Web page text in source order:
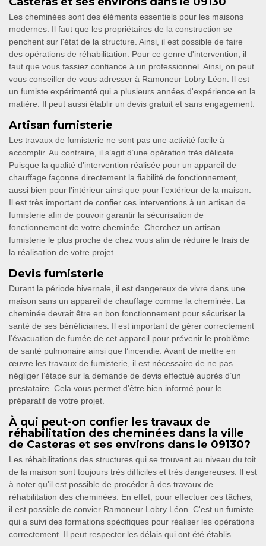
Les cheminées sont des éléments essentiels pour les maisons
modernes. Il faut que les propriétaires de la construction se
penchent sur l'état de la structure. Ainsi, il est possible de faire
des opérations de réhabilitation. Pour ce genre d'intervention, il
faut que vous fassiez confiance à un professionnel. Ainsi, on peut
vous conseiller de vous adresser à Ramoneur Lobry Léon. Il est
un fumiste expérimenté qui a plusieurs années d'expérience en la
matière. Il peut aussi établir un devis gratuit et sans engagement.
Artisan fumisterie
Les travaux de fumisterie ne sont pas une activité facile à
accomplir. Au contraire, il s’agit d’une opération très délicate.
Puisque la qualité d’intervention réalisée pour un appareil de
chauffage façonne directement la fiabilité de fonctionnement,
aussi bien pour l’intérieur ainsi que pour l’extérieur de la maison.
Il est très important de confier ces interventions à un artisan de
fumisterie afin de pouvoir garantir la sécurisation de
fonctionnement de votre cheminée. Cherchez un artisan
fumisterie le plus proche de chez vous afin de réduire le frais de
la réalisation de votre projet.
Devis fumisterie
Durant la période hivernale, il est dangereux de vivre dans une
maison sans un appareil de chauffage comme la cheminée. La
cheminée devrait être en bon fonctionnement pour sécuriser la
santé de ses bénéficiaires. Il est important de gérer correctement
l’évacuation de fumée de cet appareil pour prévenir le problème
de santé pulmonaire ainsi que l’incendie. Avant de mettre en
œuvre les travaux de fumisterie, il est nécessaire de ne pas
négliger l’étape sur la demande de devis effectué auprès d’un
prestataire. Cela vous permet d’être bien informé pour le
préparatif de votre projet.
À qui peut-on confier les travaux de
réhabilitation des cheminées dans la ville
de Casteras et ses environs dans le 09130?
Les réhabilitations des structures qui se trouvent au niveau du toit
de la maison sont toujours très difficiles et très dangereuses. Il est
à noter qu'il est possible de procéder à des travaux de
réhabilitation des cheminées. En effet, pour effectuer ces tâches,
il est possible de convier Ramoneur Lobry Léon. C'est un fumiste
qui a suivi des formations spécifiques pour réaliser les opérations
correctement. Il peut respecter les délais qui ont été établis.